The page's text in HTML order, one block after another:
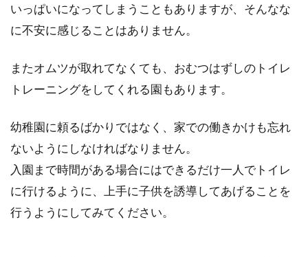
いっぱいになってしまうこともありますが、そんなな
に不安に感じることはありません。
またオムツが取れてなくても、おむつはずしのトイレ
トレーニングをしてくれる園もあります。
幼稚園に頼るばかりではなく、家での働きかけも忘れ
ないようにしなければなりません。
入園まで時間がある場合にはできるだけ一人でトイレ
に行けるように、上手に子供を誘導してあげることを
行うようにしてみてください。